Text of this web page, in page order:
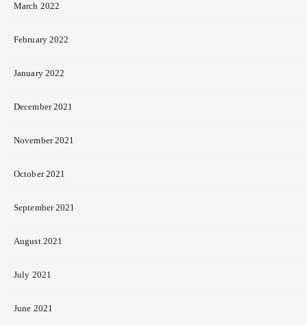
March 2022
February 2022
January 2022
December 2021
November 2021
October 2021
September 2021
August 2021
July 2021
June 2021